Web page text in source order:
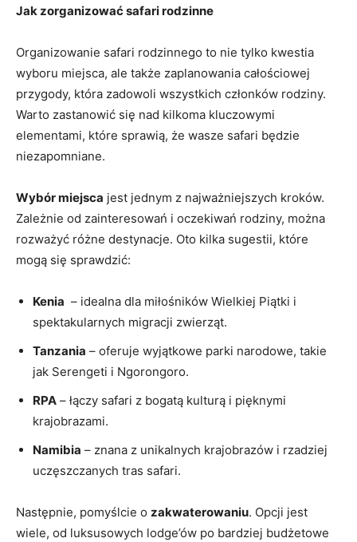
Jak‌ zorganizować⁣ safari​ rodzinne
Organizowanie safari rodzinnego to nie tylko kwestia
wyboru miejsca, ale także zaplanowania całościowej
przygody, która zadowoli wszystkich‍ członków‌ rodziny.
Warto ​zastanowić się ​nad‍ kilkoma kluczowymi
elementami, które ‍sprawią, że wasze safari będzie
niezapomniane.
Wybór miejsca ‍jest⁣ jednym z najważniejszych kroków.
Zależnie od ​zainteresowań i oczekiwań rodziny, ​można‍
rozważyć​ różne destynacje. Oto kilka sugestii, które
mogą się sprawdzić:
Kenia ‌ – idealna ⁣dla miłośników ‍Wielkiej Piątki i
spektakularnych migracji zwierząt.
Tanzania –⁢ oferuje wyjątkowe parki narodowe, takie
jak ‌Serengeti i Ngorongoro.
RPA – łączy safari z bogatą kulturą i pięknymi
krajobrazami.
Namibia ​– znana z unikalnych ‍krajobrazów i rzadziej
uczęszczanych tras safari.
Następnie, pomyślcie⁤ o zakwaterowaniu. Opcji jest
‍wiele, ‍od luksusowych lodge’ów po bardziej‍ budżetowe